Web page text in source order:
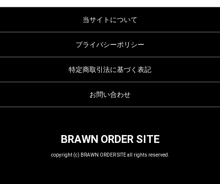
当サイトについて
プライバシーポリシー
特定商取引法に基づく表記
お問い合わせ
BRAWN ORDER SITE
copyright (c) BRAWN ORDER SITE all rights reserved.